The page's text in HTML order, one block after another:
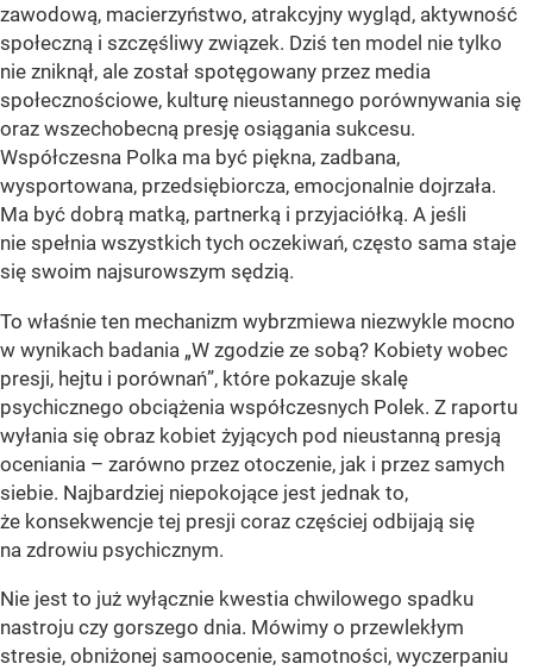
zawodową, macierzyństwo, atrakcyjny wygląd, aktywność
społeczną i szczęśliwy związek. Dziś ten model nie tylko
nie zniknął, ale został spotęgowany przez media
społecznościowe, kulturę nieustannego porównywania się
oraz wszechobecną presję osiągania sukcesu.
Współczesna Polka ma być piękna, zadbana,
wysportowana, przedsiębiorcza, emocjonalnie dojrzała.
Ma być dobrą matką, partnerką i przyjaciółką. A jeśli
nie spełnia wszystkich tych oczekiwań, często sama staje
się swoim najsurowszym sędzią.
To właśnie ten mechanizm wybrzmiewa niezwykle mocno
w wynikach badania „W zgodzie ze sobą? Kobiety wobec
presji, hejtu i porównań”, które pokazuje skalę
psychicznego obciążenia współczesnych Polek. Z raportu
wyłania się obraz kobiet żyjących pod nieustanną presją
oceniania – zarówno przez otoczenie, jak i przez samych
siebie. Najbardziej niepokojące jest jednak to,
że konsekwencje tej presji coraz częściej odbijają się
na zdrowiu psychicznym.
Nie jest to już wyłącznie kwestia chwilowego spadku
nastroju czy gorszego dnia. Mówimy o przewlekłym
stresie, obniżonej samoocenie, samotności, wyczerpaniu